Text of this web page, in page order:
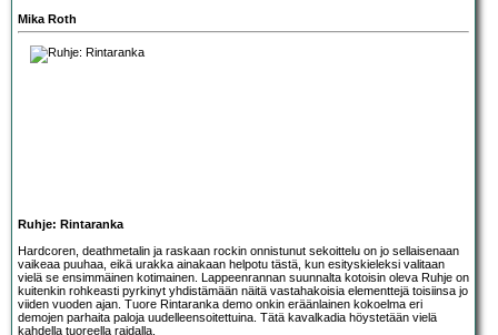
Mika Roth
Ruhje: Rintaranka
Hardcoren, deathmetalin ja raskaan rockin onnistunut sekoittelu on jo sellaisenaan
vaikeaa puuhaa, eikä urakka ainakaan helpotu tästä, kun esityskieleksi valitaan
vielä se ensimmäinen kotimainen. Lappeenrannan suunnalta kotoisin oleva Ruhje on
kuitenkin rohkeasti pyrkinyt yhdistämään näitä vastahakoisia elementtejä toisiinsa jo
viiden vuoden ajan. Tuore Rintaranka demo onkin eräänlainen kokoelma eri
demojen parhaita paloja uudelleensoitettuina. Tätä kavalkadia höystetään vielä
kahdella tuoreella raidalla.